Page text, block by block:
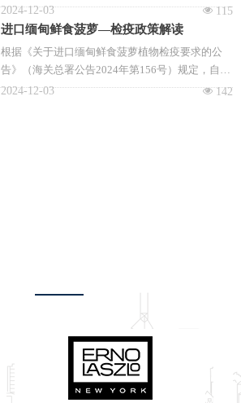
稿》）向社会公开征求意见。相比现行《已上市产
品原料使用信息》，《征求意见稿》收录范围从特
1344个，达到了3578个，且使用量信息增加到
5240条，内容更为丰富。
넶 115
2024-12-03
进口缅甸鲜食菠萝—检疫政策解读
根据《关于进口缅甸鲜食菠萝植物检疫要求的公
告》（海关总署公告2024年第156号）规定，自
2024年11月11日起，允许符合相关要求的缅甸鲜
넶 142
2024-12-03